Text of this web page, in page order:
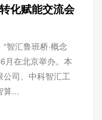
化赋能交流会
智汇鲁班桥·概念
月在北京举办。本
司、中科智汇工
算...